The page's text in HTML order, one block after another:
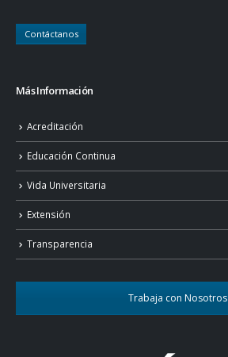
Contáctanos
Más Información
Acreditación
Educación Continua
Vida Universitaria
Extensión
Transparencia
Trabaja con Nosotros